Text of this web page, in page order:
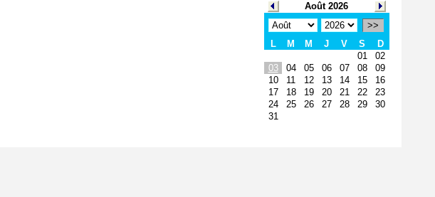
Août 2026
>>
L
M M J V S
D
01
02
03
04 05 06 07 08
09
10
11 12 13 14 15
16
17
18 19 20 21 22
23
24
25 26 27 28 29
30
31